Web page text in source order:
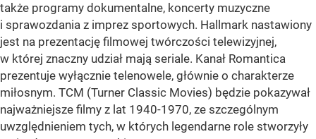
także programy dokumentalne, koncerty muzyczne
i sprawozdania z imprez sportowych. Hallmark nastawiony
jest na prezentację filmowej twórczości telewizyjnej,
w której znaczny udział mają seriale. Kanał Romantica
prezentuje wyłącznie telenowele, głównie o charakterze
miłosnym. TCM (Turner Classic Movies) będzie pokazywał
najważniejsze filmy z lat 1940-1970, ze szczególnym
uwzględnieniem tych, w których legendarne role stworzyły